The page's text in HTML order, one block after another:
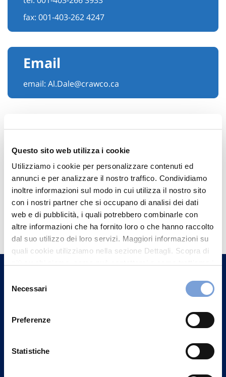
Questo sito web utilizza i cookie
Utilizziamo i cookie per personalizzare contenuti ed
annunci e per analizzare il nostro traffico. Condividiamo
inoltre informazioni sul modo in cui utilizza il nostro sito
con i nostri partner che si occupano di analisi dei dati
web e di pubblicità, i quali potrebbero combinarle con
altre informazioni che ha fornito loro o che hanno raccolto
dal suo utilizzo dei loro servizi. Maggiori informazioni su
quali cookie utilizziamo nella sezione Dettagli. Scopra di
può trovare nel footer del sito nella sezione "Informativa
delNecessari
Preferenze
Statistiche
fax: 001-403-262 4247
Email
email: Al.Dale@crawco.ca
Hai bisogno di
informazioni?
Trova l'Agenzia più vicina a te e parla con
Contattaci